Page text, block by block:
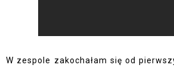
W zespole zakochałam się od